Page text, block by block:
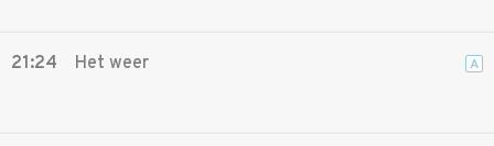
21:24 Het weer A